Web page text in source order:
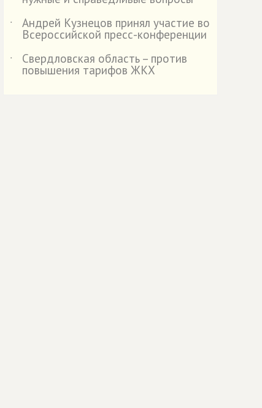
˙
Андрей Кузнецов принял участие во
Всероссийской пресс-конференции
˙
Свердловская область – против
повышения тарифов ЖКХ